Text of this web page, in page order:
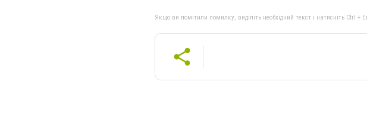
Якщо ви помітили помилку, виділіть необхідний текст і натисніть Ctrl +